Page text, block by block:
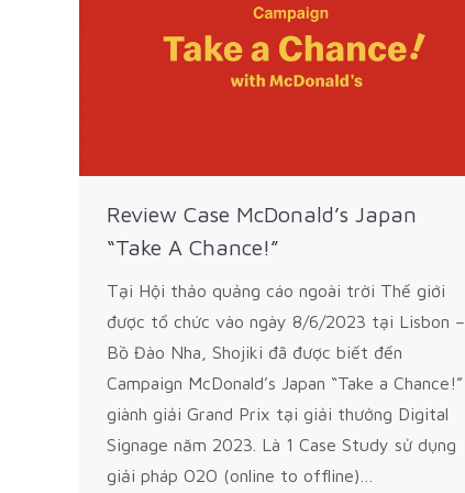
Review Case McDonald’s Japan
“Take A Chance!”
Tại Hội thảo quảng cáo ngoài trời Thế giới
được tổ chức vào ngày 8/6/2023 tại Lisbon –
Bồ Đào Nha, Shojiki đã được biết đến
Campaign McDonald’s Japan “Take a Chance!”
giành giải Grand Prix tại giải thưởng Digital
Signage năm 2023. Là 1 Case Study sử dụng
giải pháp O2O (online to offline)…